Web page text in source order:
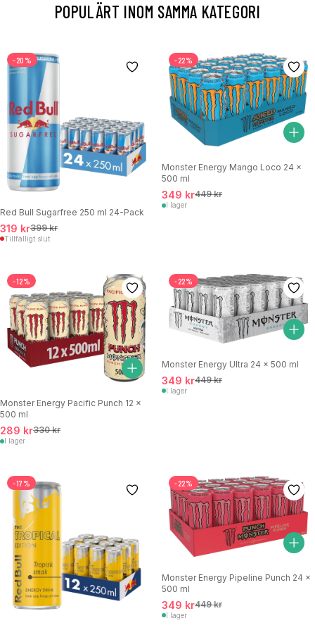
POPULÄRT INOM SAMMA KATEGORI
-20%
Red Bull Sugarfree 250 ml 24-Pack
319 kr399 kr
Tillfälligt slut
-22%
Monster Energy Mango Loco 24 x
500 ml
349 kr449 kr
I lager
-12%
Monster Energy Pacific Punch 12 x
500 ml
289 kr330 kr
I lager
-22%
Monster Energy Ultra 24 x 500 ml
349 kr449 kr
I lager
-17% -22%
Monster Energy Pipeline Punch 24 x
500 ml
349 kr449 kr
I lager